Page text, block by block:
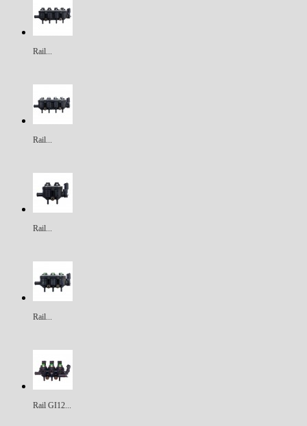
Rail...
Rail...
Rail...
Rail...
Rail GI12...